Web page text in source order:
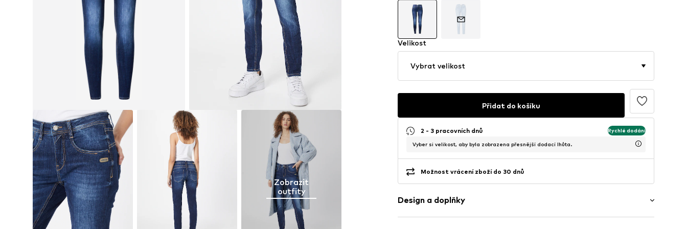
Zobrazit
outfity
Velikost
Vybrat velikost
Přidat do košíku
2 - 3 pracovních dnů Rychlé dodání
Vyber si velikost, aby byla zobrazena přesnější dodací lhůta.
Možnost vrácení zboží do 30 dnů
Design a doplňky